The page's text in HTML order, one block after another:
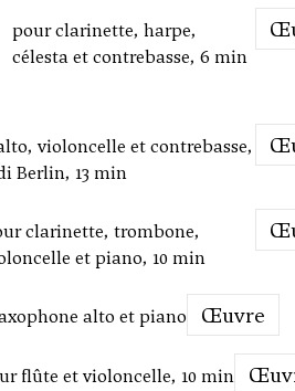
pour clarinette, harpe,
célesta et contrebasse, 6 min
violoncelle et contrebasse,
Berlin, 13 min
clarinette, trombone,
et piano, 10 min
alto et piano Œuvre
flûte et violoncelle, 10 min